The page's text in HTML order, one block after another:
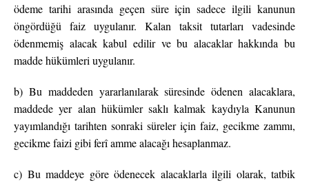
ödeme tarihi arasında geçen süre için sadece ilgili kanunun
öngördüğü faiz uygulanır. Kalan taksit tutarları vadesinde
ödenmemiş alacak kabul edilir ve bu alacaklar hakkında bu
madde hükümleri uygulanır.
b) Bu maddeden yararlanılarak süresinde ödenen alacaklara,
maddede yer alan hükümler saklı kalmak kaydıyla Kanunun
yayımlandığı tarihten sonraki süreler için faiz, gecikme zammı,
gecikme faizi gibi ferî amme alacağı hesaplanmaz.
c) Bu maddeye göre ödenecek alacaklarla ilgili olarak, tatbik